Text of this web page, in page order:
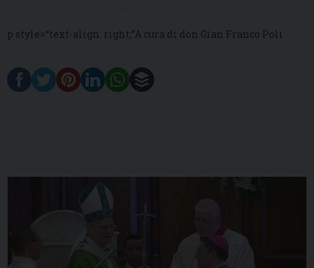
p style=“text-align: right;”A cura di don Gian Franco Poli